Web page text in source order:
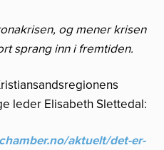
og mener krisen
sprang inn i fremtiden.
leder Elisabeth Slettedal:
aktuelt/det-er-